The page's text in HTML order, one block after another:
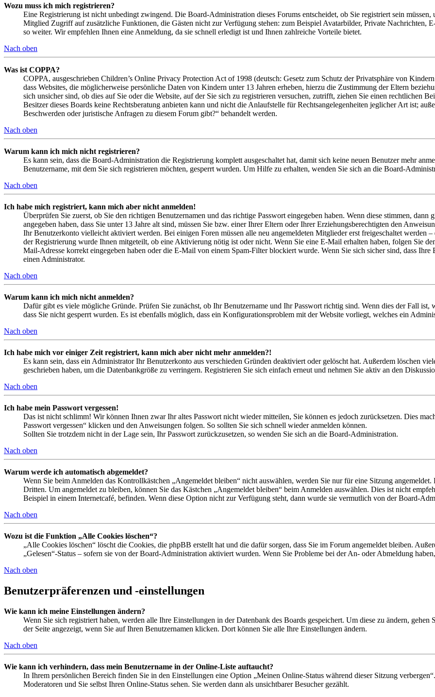
Wozu muss ich mich registrieren?
Eine Registrierung ist nicht unbedingt zwingend. Die Board-Administration dieses Forums entscheidet, ob Sie registriert sein
Mitglied Zugriff auf zusätzliche Funktionen, die Gästen nicht zur Verfügung stehen: zum Beispiel Avatarbilder, Private Nachrichten,
so weiter. Wir empfehlen Ihnen eine Anmeldung, da sie schnell erledigt ist und Ihnen zahlreiche Vorteile bietet.
Nach oben
Was ist COPPA?
COPPA, ausgeschrieben Children’s Online Privacy Protection Act of 1998 (deutsch: Gesetz zum Schutz der Privatsphäre von
dass Websites, die möglicherweise persönliche Daten von Kindern unter 13 Jahren erheben, hierzu die Zustimmung der Eltern
sich unsicher sind, ob dies auf Sie oder die Website, auf der Sie sich zu registrieren versuchen, zutrifft, ziehen Sie einen rechtlichen
Besitzer dieses Boards keine Rechtsberatung anbieten kann und nicht die Anlaufstelle für Rechtsangelegenheiten jeglicher Art ist;
Beschwerden oder juristische Anfragen zu diesem Forum gibt?“ behandelt werden.
Nach oben
Warum kann ich mich nicht registrieren?
Es kann sein, dass die Board-Administration die Registrierung komplett ausgeschaltet hat, damit sich keine neuen Benutzer mehr
Benutzername, mit dem Sie sich registrieren möchten, gesperrt wurden. Um Hilfe zu erhalten, wenden Sie sich an die Board-
Nach oben
Ich habe mich registriert, kann mich aber nicht anmelden!
Überprüfen Sie zuerst, ob Sie den richtigen Benutzernamen und das richtige Passwort eingegeben haben. Wenn diese stimmen, dann
angegeben haben, dass Sie unter 13 Jahre alt sind, müssen Sie bzw. einer Ihrer Eltern oder Ihrer Erziehungsberechtigten den
Ihr Benutzerkonto vielleicht aktiviert werden. Bei einigen Foren müssen alle neu angemeldeten Mitglieder erst freigeschaltet werden
der Registrierung wurde Ihnen mitgeteilt, ob eine Aktivierung nötig ist oder nicht. Wenn Sie eine E-Mail erhalten haben, folgen Sie
Mail-Adresse korrekt eingegeben haben oder die E-Mail von einem Spam-Filter blockiert wurde. Wenn Sie sich sicher sind, dass
einen Administrator.
Nach oben
Warum kann ich mich nicht anmelden?
Dafür gibt es viele mögliche Gründe. Prüfen Sie zunächst, ob Ihr Benutzername und Ihr Passwort richtig sind. Wenn dies der Fall ist,
dass Sie nicht gesperrt wurden. Es ist ebenfalls möglich, dass ein Konfigurationsproblem mit der Website vorliegt, welches ein
Nach oben
Ich habe mich vor einiger Zeit registriert, kann mich aber nicht mehr anmelden?!
Es kann sein, dass ein Administrator Ihr Benutzerkonto aus verschieden Gründen deaktiviert oder gelöscht hat. Außerdem löschen
geschrieben haben, um die Datenbankgröße zu verringern. Registrieren Sie sich einfach erneut und nehmen Sie aktiv an den
Nach oben
Ich habe mein Passwort vergessen!
Das ist nicht schlimm! Wir können Ihnen zwar Ihr altes Passwort nicht wieder mitteilen, Sie können es jedoch zurücksetzen. Dies
Passwort vergessen“ klicken und den Anweisungen folgen. So sollten Sie sich schnell wieder anmelden können.
Sollten Sie trotzdem nicht in der Lage sein, Ihr Passwort zurückzusetzen, so wenden Sie sich an die Board-Administration.
Nach oben
Warum werde ich automatisch abgemeldet?
Wenn Sie beim Anmelden das Kontrollkästchen „Angemeldet bleiben“ nicht auswählen, werden Sie nur für eine Sitzung
Dritten. Um angemeldet zu bleiben, können Sie das Kästchen „Angemeldet bleiben“ beim Anmelden auswählen. Dies ist nicht
Beispiel in einem Internetcafé, befinden. Wenn diese Option nicht zur Verfügung steht, dann wurde sie vermutlich von der Board-
Nach oben
Wozu ist die Funktion „Alle Cookies löschen“?
„Alle Cookies löschen“ löscht die Cookies, die phpBB erstellt hat und die dafür sorgen, dass Sie im Forum angemeldet bleiben.
„Gelesen“-Status – sofern sie von der Board-Administration aktiviert wurden. Wenn Sie Probleme bei der An- oder Abmeldung
Nach oben
Benutzerpräferenzen und -einstellungen
Wie kann ich meine Einstellungen ändern?
Wenn Sie sich registriert haben, werden alle Ihre Einstellungen in der Datenbank des Boards gespeichert. Um diese zu ändern,
der Seite angezeigt, wenn Sie auf Ihren Benutzernamen klicken. Dort können Sie alle Ihre Einstellungen ändern.
Nach oben
Wie kann ich verhindern, dass mein Benutzername in der Online-Liste auftaucht?
In Ihrem persönlichen Bereich finden Sie in den Einstellungen eine Option „Meinen Online-Status während dieser Sitzung
Moderatoren und Sie selbst Ihren Online-Status sehen. Sie werden dann als unsichtbarer Besucher gezählt.